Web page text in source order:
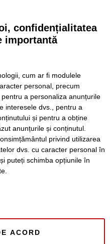
un copil să înceapă
Campania revine la
Lațcău: „La
pe podurile noi”
locuri de cazare pentru
sunt aproape gata
Cookie-urilor
confidențialitatea
importantă
cum ar fi modulele
personal, precum
a personaliza anunțurile
interesele dvs., pentru a
și pentru a obține
anunțurile și conținutul.
privind utilizarea
dvs. cu caracter personal în
puteți schimba opțiunile în
ACORD